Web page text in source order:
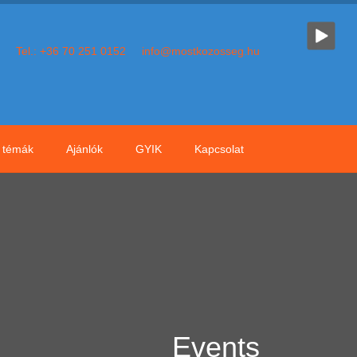
Tel.: +36 70 251 0152 info@mostkozosseg.hu
témák Ajánlók GYIK Kapcsolat
Events